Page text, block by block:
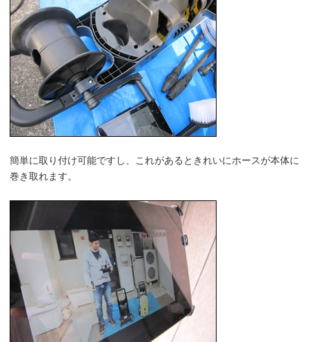
簡単に取り付け可能ですし、これがあるときれいにホースが本体に
巻き取れます。